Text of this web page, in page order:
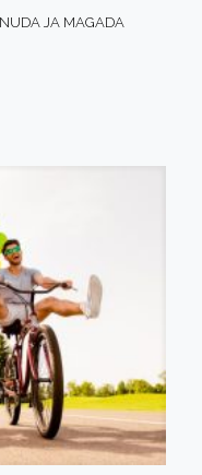
JA MAGADA